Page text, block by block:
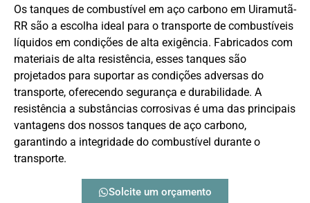
Os tanques de combustível em aço carbono em Uiramutã-
RR são a escolha ideal para o transporte de combustíveis
líquidos em condições de alta exigência. Fabricados com
materiais de alta resistência, esses tanques são
projetados para suportar as condições adversas do
transporte, oferecendo segurança e durabilidade. A
resistência a substâncias corrosivas é uma das principais
vantagens dos nossos tanques de aço carbono,
garantindo a integridade do combustível durante o
transporte.
Solcite um orçamento